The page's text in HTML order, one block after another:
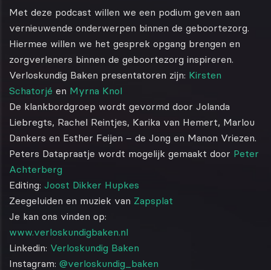
Met deze podcast willen we een podium geven aan
vernieuwende onderwerpen binnen de geboortezorg.
Hiermee willen we het gesprek opgang brengen en
zorgverleners binnen de geboortezorg inspireren.
Verloskundig Baken presentatoren zijn: Kirsten
Schatorjé en Myrna Knol
De klankbordgroep wordt gevormd door Jolanda
Liebregts, Rachel Reintjes, Karika van Hemert, Marlou
Dankers en Esther Feijen – de Jong en Manon Vriezen.
Peters Datapraatje wordt mogelijk gemaakt door Peter
Achterberg
Editing: Joost Dikker Hupkes
Zeegeluiden en muziek van Zapsplat
Je kan ons vinden op:
www.verloskundigbaken.nl
Linkedin: Verloskundig Baken
Instagram: @verloskundig_baken